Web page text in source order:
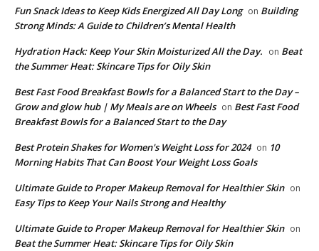
​​Fun Snack Ideas to Keep Kids Energized All Day Long on Building
Strong Minds: A Guide to Children’s Mental Health
​Hydration Hack: Keep Your Skin Moisturized All the Day. on Beat
the Summer Heat: Skincare Tips for Oily Skin
Best Fast Food Breakfast Bowls for a Balanced Start to the Day –
Grow and glow hub | My Meals are on Wheels on Best Fast Food
Breakfast Bowls for a Balanced Start to the Day
​Best Protein Shakes for Women's Weight Loss for 2024 on 10
Morning Habits That Can Boost Your Weight Loss Goals
Ultimate Guide to Proper Makeup Removal for Healthier Skin on
Easy Tips to Keep Your Nails Strong and Healthy
Ultimate Guide to Proper Makeup Removal for Healthier Skin on
Beat the Summer Heat: Skincare Tips for Oily Skin